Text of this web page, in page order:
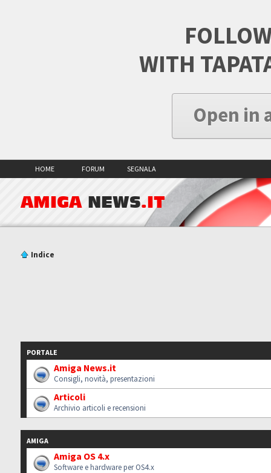
WITH
Open in
HOME FORUM SEGNALA
AMIGA NEWS.IT
Indice
PORTALE
Amiga News.it
Consigli, novità, presentazioni
Articoli
Archivio articoli e recensioni
AMIGA
Amiga OS 4.x
Software e hardware per OS4.x